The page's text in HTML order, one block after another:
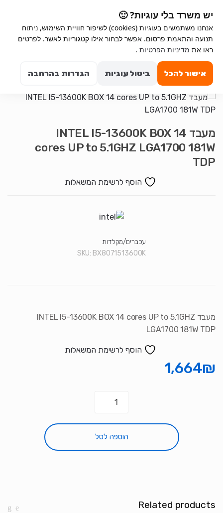
יש משרד בלי עוגיות? 🙂
אנחנו משתמשים בעוגיות (cookies) לשיפור חוויית השימוש, ניתוח
תנועה והתאמת פרסום. אפשר לבחור אילו קטגוריות לאשר. לפרטים
ראו את מדיניות הפרטיות .
אישור להכל ביטול עוגיות הגדרות בהרחבה
navigation
content
Search for:
מעבד INTEL I5-13600K BOX 14
cores UP to 5.1GHZ LGA1700 181W
TDP
הוסף לרשימת המשאלות
עכברים/מקלדות
SKU: BX8071513600K
מעבד INTEL I5-13600K BOX 14 cores UP to 5.1GHZ
LGA1700 181W TDP
הוסף לרשימת המשאלות
1,664₪
מעבד
INTEL
הוספה לסל
Related products